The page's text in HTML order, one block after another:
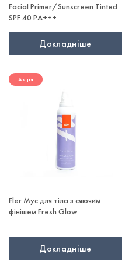
Facial Primer/Sunscreen Tinted
SPF 40 PA+++
Докладніше
Акція
Fler Мус для тіла з сяючим
фінішем Fresh Glow
Докладніше